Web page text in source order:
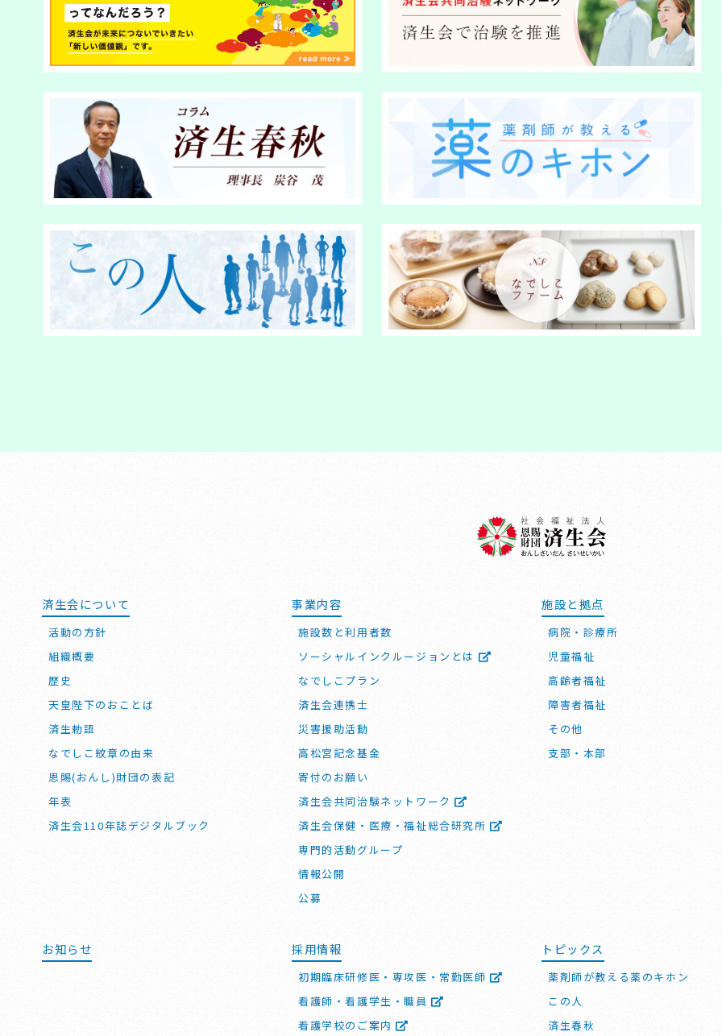
済生会について
活動の方針
組織概要
歴史
天皇陛下のおことば
済生勅語
なでしこ紋章の由来
恩賜(おんし)財団の表記
年表
済生会110年誌デジタルブック
事業内容
施設数と利用者数
ソーシャルインクルージョンとは
なでしこプラン
済生会連携士
災害援助活動
高松宮記念基金
寄付のお願い
済生会共同治験ネットワーク
済生会保健・医療・福祉総合研究所
専門的活動グループ
情報公開
公募
施設と拠点
病院・診療所
児童福祉
高齢者福祉
障害者福祉
その他
支部・本部
お知らせ 採用情報
初期臨床研修医・専攻医・常勤医師
看護師・看護学生・職員
看護学校のご案内
トピックス
薬剤師が教える薬のキホン
この人
済生春秋